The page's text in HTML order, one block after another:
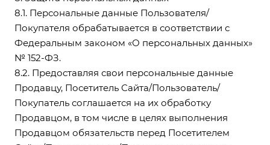
8.1. Персональные данные Пользователя/
Покупателя обрабатывается в соответствии с
Федеральным законом «О персональных данных»
№ 152-ФЗ.
8.2. Предоставляя свои персональные данные
Продавцу, Посетитель Сайта/Пользователь/
Покупатель соглашается на их обработку
Продавцом, в том числе в целях выполнения
Продавцом обязательств перед Посетителем